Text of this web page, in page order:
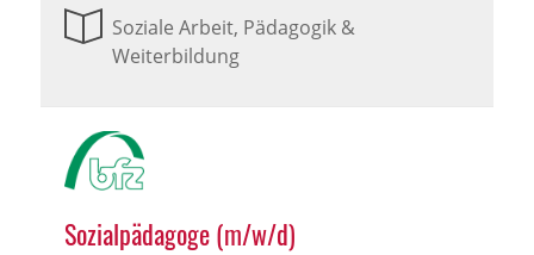
Soziale Arbeit, Pädagogik &
Weiterbildung
Sozialpädagoge (m/w/d)